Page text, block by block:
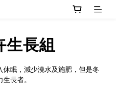
長組
眠，減少澆水及施肥，但是冬
長者。